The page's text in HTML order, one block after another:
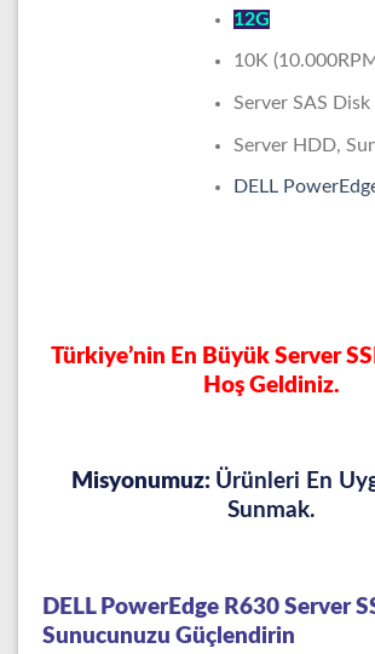
12G
10K
Server SAS Disk
Server HDD,
DELL
Türkiye’nin En Büyük Server
Hoş Geldiniz.
Misyonumuz: Ürünleri En
Sunmak.
DELL PowerEdge R630 Server
Sunucunuzu Güçlendirin